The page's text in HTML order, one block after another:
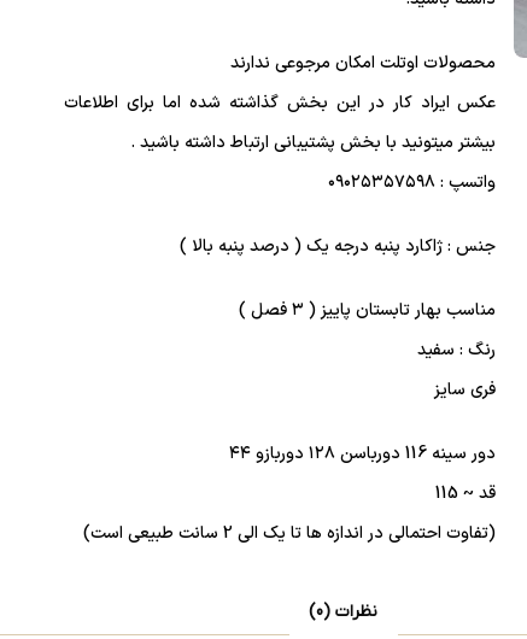
محصولات اوتلت امکان مرجوعی ندارند
عکس ایراد کار در این بخش گذاشته شده اما برای اطلاعات
بیشتر میتونید با بخش پشتیبانی ارتباط داشته باشید .
واتسپ : ۰۹۰۲۵۳۵۷۵۹۸
جنس : ژاکارد پنبه درجه یک ( درصد پنبه بالا )
مناسب بهار تابستان پاییز ( ۳ فصل )
رنگ : سفید
فری سایز
دور سینه 116 دورباسن ۱۲۸ دوربازو ۴۴
قد ~ 115
(تفاوت احتمالی در اندازه ها تا یک الی 2 سانت طبیعی است)
نظرات (0)